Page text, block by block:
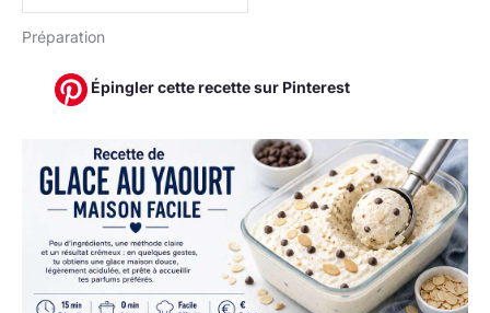
Préparation
Épingler cette recette sur Pinterest